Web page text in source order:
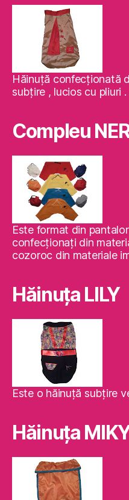
Hăinuţă confecţionată
subţire , lucios cu pliuri .
Compleu
Este format din
confecţionaţi din
cozoroc din materiale
Hăinuţa LILY
Este o hăinuţă subţire
Hăinuţa